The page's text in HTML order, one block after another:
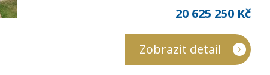
20 625 250 Kč
Zobrazit detail